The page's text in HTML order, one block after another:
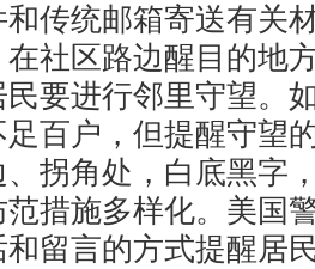
传统邮箱寄送有关
在社区路边醒目的地
要进行邻里守望。
足百户，但提醒守望
拐角处，白底黑字
施多样化。美国
留言的方式提醒居